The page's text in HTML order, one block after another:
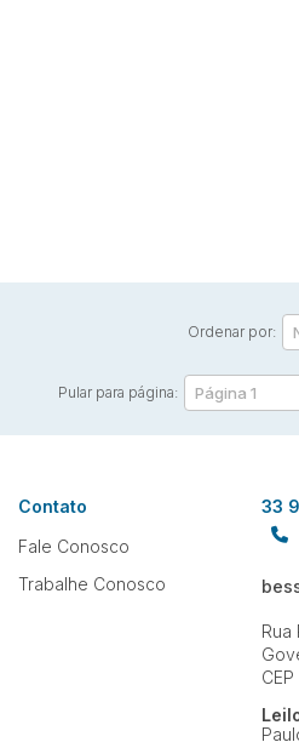
Ordenar por:
Pular para página:
Contato
Fale Conosco
Trabalhe Conosco
33
Rua